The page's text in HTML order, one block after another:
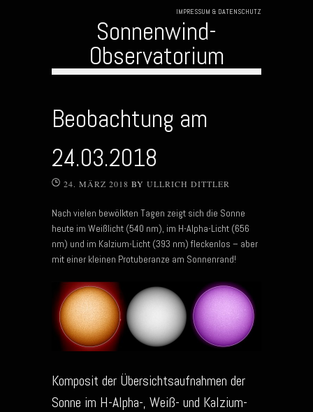
IMPRESSUM & DATENSCHUTZ
Sonnenwind-
Observatorium
Beobachtung am
24.03.2018
24. MÄRZ 2018 BY ULLRICH DITTLER
Nach vielen bewölkten Tagen zeigt sich die Sonne
heute im Weißlicht (540 nm), im H-Alpha-Licht (656
nm) und im Kalzium-Licht (393 nm) fleckenlos – aber
mit einer kleinen Protuberanze am Sonnenrand!
Komposit der Übersichtsaufnahmen der
Sonne im H-Alpha-, Weiß- und Kalzium-